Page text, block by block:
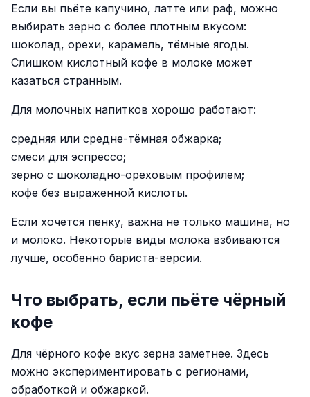
Если вы пьёте капучино, латте или раф, можно
выбирать зерно с более плотным вкусом:
шоколад, орехи, карамель, тёмные ягоды.
Слишком кислотный кофе в молоке может
казаться странным.
Для молочных напитков хорошо работают:
средняя или средне-тёмная обжарка;
смеси для эспрессо;
зерно с шоколадно-ореховым профилем;
кофе без выраженной кислоты.
Если хочется пенку, важна не только машина, но
и молоко. Некоторые виды молока взбиваются
лучше, особенно бариста-версии.
Что выбрать, если пьёте чёрный
кофе
Для чёрного кофе вкус зерна заметнее. Здесь
можно экспериментировать с регионами,
обработкой и обжаркой.